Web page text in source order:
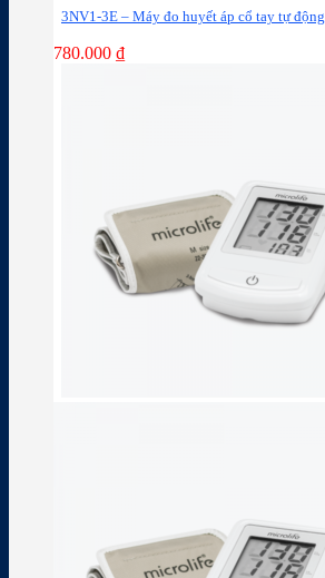
3NV1-3E – Máy đo huyết áp cổ tay tự động
780.000 ₫